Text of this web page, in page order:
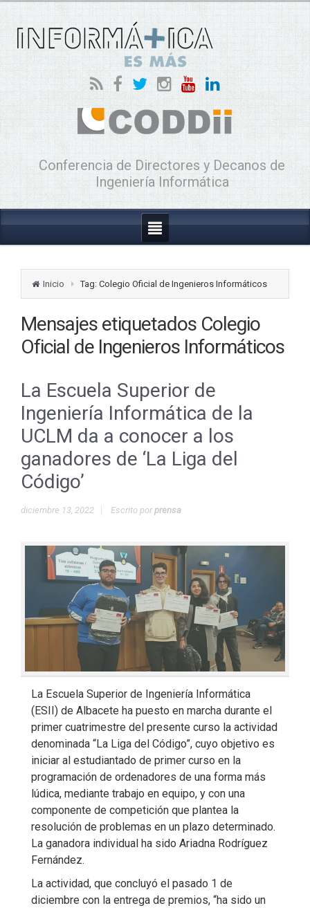
Conferencia de Directores y Decanos de
Ingeniería Informática
Inicio Tag: Colegio Oficial de Ingenieros Informáticos
Mensajes etiquetados Colegio
Oficial de Ingenieros Informáticos
La Escuela Superior de
Ingeniería Informática de la
UCLM da a conocer a los
ganadores de ‘La Liga del
Código’
diciembre 13, 2022 Escrito porprensa
La Escuela Superior de Ingeniería Informática
(ESII) de Albacete ha puesto en marcha durante el
primer cuatrimestre del presente curso la actividad
denominada “La Liga del Código”, cuyo objetivo es
iniciar al estudiantado de primer curso en la
programación de ordenadores de una forma más
lúdica, mediante trabajo en equipo, y con una
componente de competición que plantea la
resolución de problemas en un plazo determinado.
La ganadora individual ha sido Ariadna Rodríguez
Fernández.
La actividad, que concluyó el pasado 1 de
diciembre con la entrega de premios, “ha sido un